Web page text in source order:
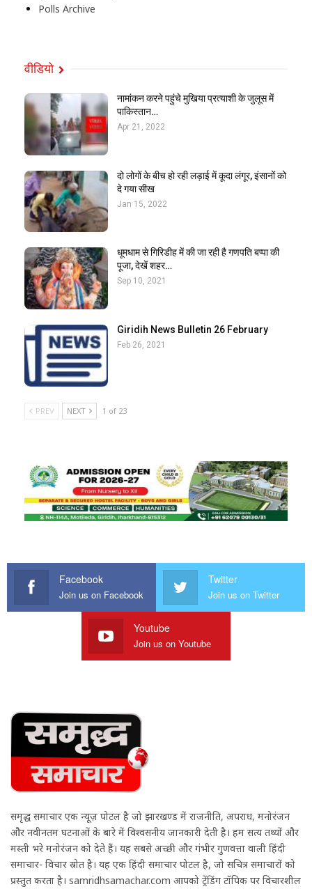
Polls Archive
वीडियो
नामांकन करने पहुंचे मुखिया प्रत्याशी के जुलूस में
पाकिस्तान…
Apr 21, 2022
दो लोगों के बीच हो रही लड़ाई में कूदा लंगूर, इंसानों को
दे गया सीख
Jan 15, 2022
धूमधाम से गिरिडीह में की जा रही है गणपति बप्पा की
पूजा, देखें शहर…
Sep 10, 2021
Giridih News Bulletin 26 February
Feb 26, 2021
PREV NEXT 1 of 23
Facebook
Join us on Facebook
Twitter
Join us on Twitter
Youtube
Join us on Youtube
समृद्ध समाचार एक न्यूज़ पोर्टल है जो झारखण्ड में राजनीति, अपराध, मनोरंजन
और नवीनतम घटनाओं के बारे में विश्वसनीय जानकारी देती है। हम सत्य तथ्यों और
मस्ती भरे मनोरंजन को देते हैं। यह सबसे अच्छी और गंभीर गुणवत्ता वाली हिंदी
समाचार- विचार स्रोत है। यह एक हिंदी समाचार पोर्टल है, जो सचित्र समाचारों को
प्रस्तुत करता है। samridhsamachar.com आपको ट्रेंडिंग टॉपिक पर विचारशील